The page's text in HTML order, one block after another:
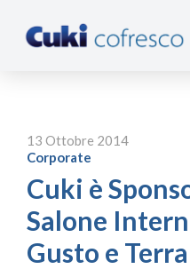
13 Ottobre 2014
Corporate
Cuki è
Salone
Gusto e